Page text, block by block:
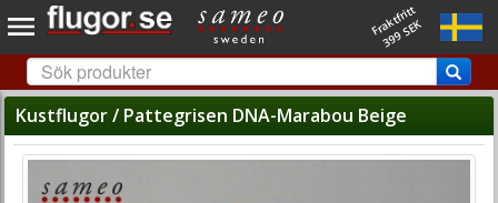
Fraktfritt
399 SEK
Kustflugor / Pattegrisen DNA-Marabou Beige